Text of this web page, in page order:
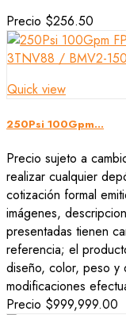
Precio $256.50
Quick view
250Psi 100Gpm...
Precio sujeto a
realizar cualquier
cotización formal
imágenes,
presentadas tienen
referencia; el
diseño, color, peso y
modificaciones
Precio $999,999.00